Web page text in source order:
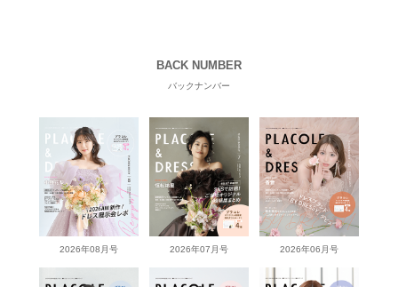
BACK NUMBER
バックナンバー
2026年08月号 2026年07月号 2026年06月号